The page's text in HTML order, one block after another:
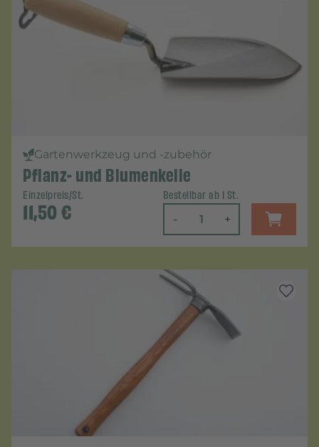
Gartenwerkzeug und -zubehör
Pflanz- und Blumenkelle
Einzelpreis/St.
11,50€
Bestellbar ab 1 St.
- +